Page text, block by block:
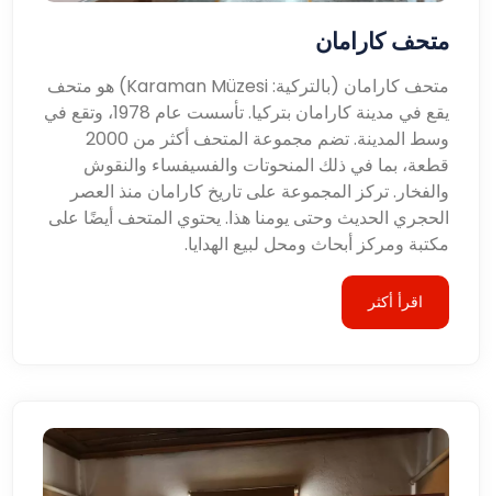
متحف كارامان
متحف كارامان (بالتركية: Karaman Müzesi) هو متحف
يقع في مدينة كارامان بتركيا. تأسست عام 1978، وتقع في
وسط المدينة. تضم مجموعة المتحف أكثر من 2000
قطعة، بما في ذلك المنحوتات والفسيفساء والنقوش
والفخار. تركز المجموعة على تاريخ كارامان منذ العصر
الحجري الحديث وحتى يومنا هذا. يحتوي المتحف أيضًا على
مكتبة ومركز أبحاث ومحل لبيع الهدايا.
اقرأ أكثر